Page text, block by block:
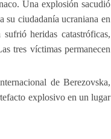
Una explosión sacudió
su ciudadanía ucraniana en
heridas catastróficas,
tres víctimas permanecen
de Berezovska,
explosivo en un lugar